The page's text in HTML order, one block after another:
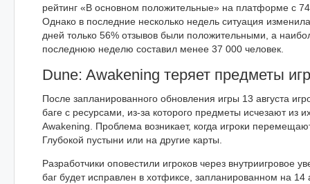
рейтинг «В основном положительные» на платформе с
Однако в последние несколько недель ситуация
дней только 56% отзывов были положительными, а
последнюю неделю составил менее 37 000 человек.
Dune: Awakening теряет предметы
После запланированного обновления игры 13 августа
баге с ресурсами, из-за которого предметы исчезают из
Awakening. Проблема возникает, когда игроки
Глубокой пустыни или на другие карты.
Разработчики оповестили игроков через внутриигровое
баг будет исправлен в хотфиксе, запланированном на 14